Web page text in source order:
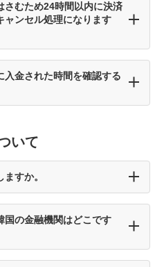
さむため24時間以内に決済
ャンセル処理になります
入金された時間を確認する
いて
すか。
国の金融機関はどこです